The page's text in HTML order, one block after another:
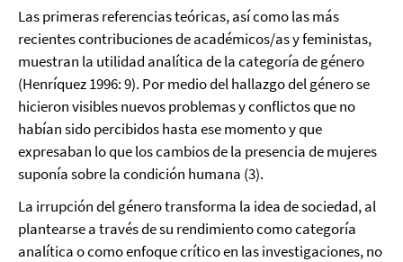
Las primeras referencias teóricas, así como las más
recientes contribuciones de académicos/as y feministas,
muestran la utilidad analítica de la categoría de género
(Henríquez 1996: 9). Por medio del hallazgo del género se
hicieron visibles nuevos problemas y conflictos que no
habían sido percibidos hasta ese momento y que
expresaban lo que los cambios de la presencia de mujeres
suponía sobre la condición humana (3).
La irrupción del género transforma la idea de sociedad, al
plantearse a través de su rendimiento como categoría
analítica o como enfoque crítico en las investigaciones, no